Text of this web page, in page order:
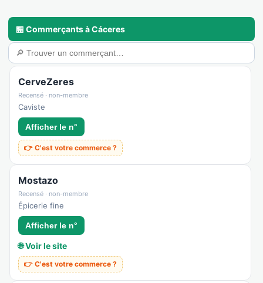
🏪 Commerçants à Cáceres
CerveZeres
Recensé · non-membre
Caviste
Afficher le n°
👉 C'est votre commerce ?
Mostazo
Recensé · non-membre
Épicerie fine
Afficher le n°
🌐 Voir le site
👉 C'est votre commerce ?